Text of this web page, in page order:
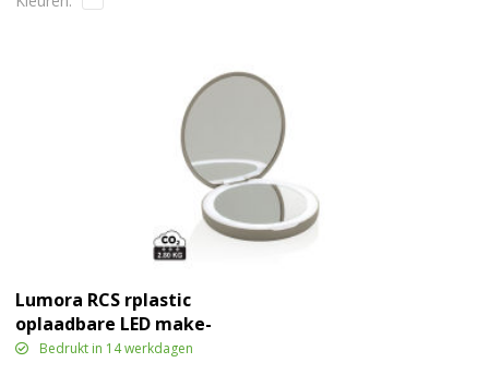
Lumora RCS rplastic
oplaadbare LED make-
upspiegel
Bedrukt in 14 werkdagen